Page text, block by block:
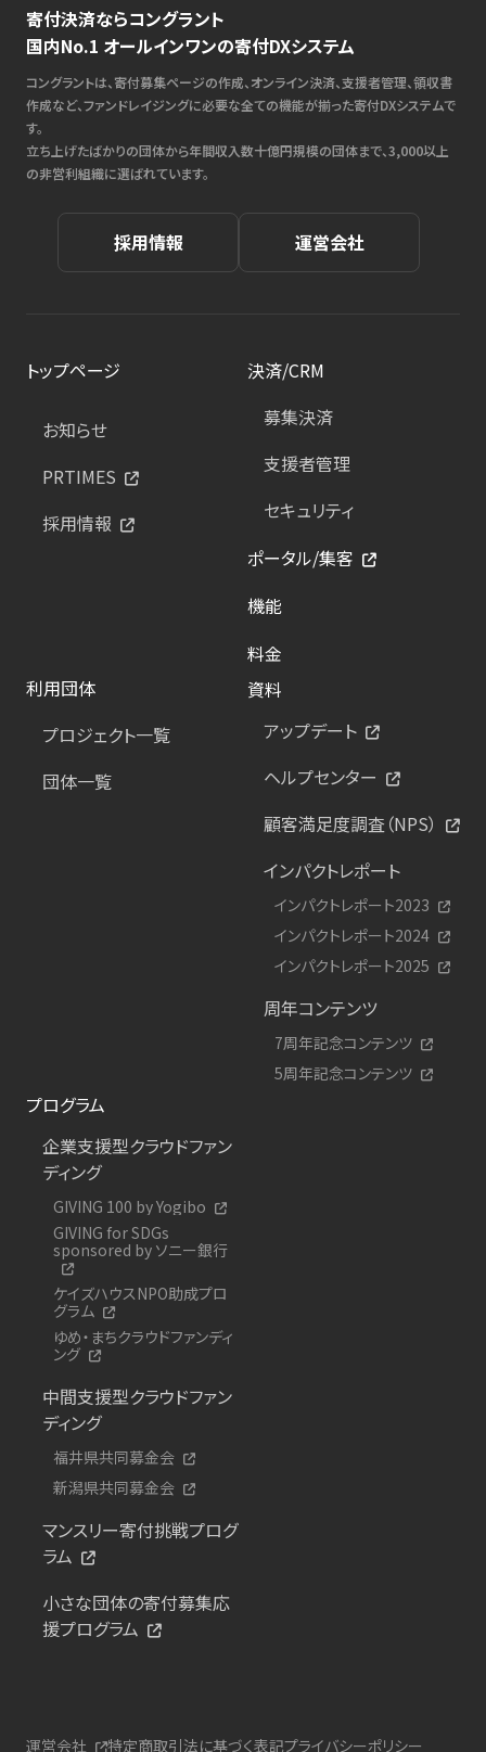
寄付決済ならコングラント
国内No.1 オールインワンの寄付DXシステム
コングラントは、寄付募集ページの作成、オンライン決済、支援者管理、領収書
作成など、ファンドレイジングに必要な全ての機能が揃った寄付DXシステムで
す。
立ち上げたばかりの団体から年間収入数十億円規模の団体まで、3,000以上
の非営利組織に選ばれています。
採用情報 運営会社
トップページ
お知らせ
PRTIMES
採用情報
決済/CRM
募集決済
支援者管理
セキュリティ
ポータル/集客
機能
料金
利用団体
プロジェクト一覧
団体一覧
資料
アップデート
ヘルプセンター
顧客満足度調査（NPS）
インパクトレポート
インパクトレポート2023
インパクトレポート2024
インパクトレポート2025
周年コンテンツ
7周年記念コンテンツ
5周年記念コンテンツ
プログラム
企業支援型クラウドファン
ディング
GIVING 100 by Yogibo
GIVING for SDGs
sponsored by ソニー銀行
ケイズハウスNPO助成プロ
グラム
ゆめ・まちクラウドファンディ
ング
中間支援型クラウドファン
ディング
福井県共同募金会
新潟県共同募金会
マンスリー寄付挑戦プログ
ラム
小さな団体の寄付募集応
援プログラム
運営会社 特定商取引法に基づく表記プライバシーポリシー